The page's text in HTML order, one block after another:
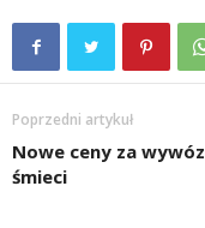
Poprzedni artykuł
Nowe ceny za wywóz
śmieci